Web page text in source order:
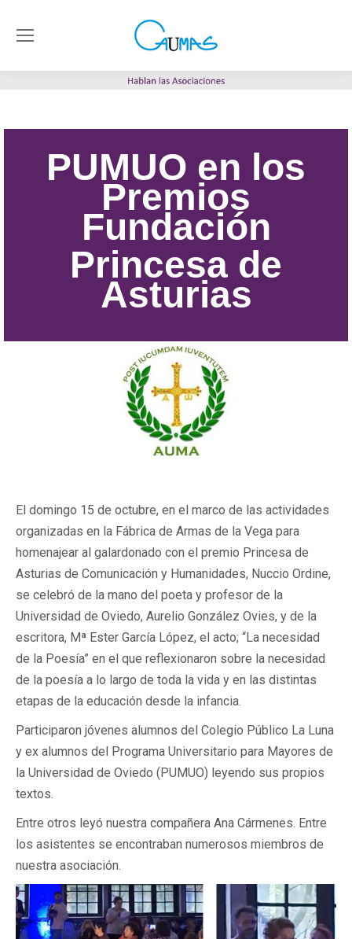
PUMUO en los
Premios
Fundación
Princesa de
Asturias
El domingo 15 de octubre, en el marco de las actividades
organizadas en la Fábrica de Armas de la Vega para
homenajear al galardonado con el premio Princesa de
Asturias de Comunicación y Humanidades, Nuccio Ordine,
se celebró de la mano del poeta y profesor de la
Universidad de Oviedo, Aurelio González Ovies, y de la
escritora, Mª Ester García López, el acto; “La necesidad
de la Poesía” en el que reflexionaron sobre la necesidad
de la poesía a lo largo de toda la vida y en las distintas
etapas de la educación desde la infancia.
Participaron jóvenes alumnos del Colegio Público La Luna
y ex alumnos del Programa Universitario para Mayores de
la Universidad de Oviedo (PUMUO) leyendo sus propios
textos.
Entre otros leyó nuestra compañera Ana Cármenes. Entre
los asistentes se encontraban numerosos miembros de
nuestra asociación.